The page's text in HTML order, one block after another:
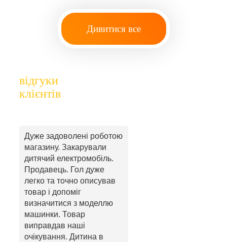
Дивитися все
відгуки
клієнтів
Дуже задоволені роботою
магазину. Закарували
дитячий електромобіль.
Продавець. Гол дуже
легко та точно описував
товар і допоміг
визначитися з моделлю
машинки. Товар
виправдав наші
очікування. Дитина в